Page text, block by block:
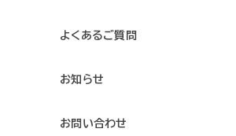
よくあるご質問
お知らせ
お問い合わせ